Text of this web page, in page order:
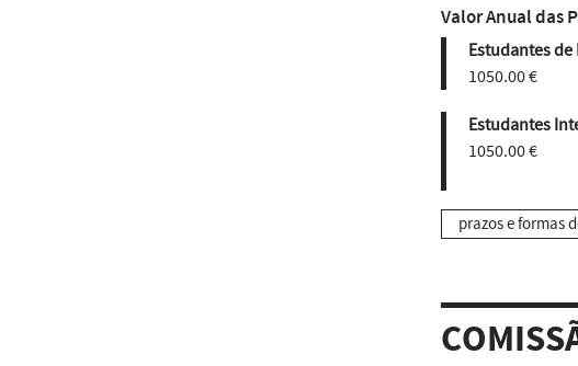
Valor Anual das
Estudantes de
1050.00 €
Estudantes
1050.00 €
prazos e formas